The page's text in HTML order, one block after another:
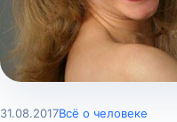
31.08.2017Всё о человеке